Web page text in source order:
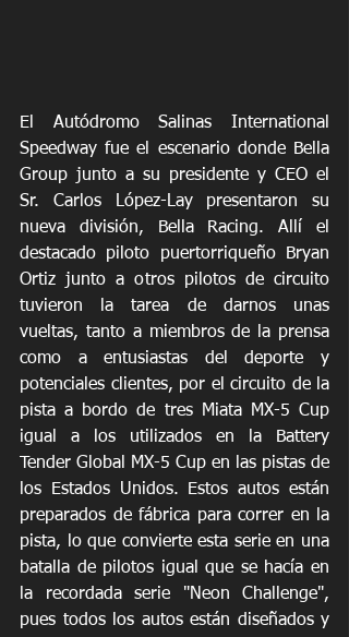
El Autódromo Salinas International
Speedway fue el escenario donde Bella
Group junto a su presidente y CEO el
Sr. Carlos López-Lay presentaron su
nueva división, Bella Racing. Allí el
destacado piloto puertorriqueño Bryan
Ortiz junto a otros pilotos de circuito
tuvieron la tarea de darnos unas
vueltas, tanto a miembros de la prensa
como a entusiastas del deporte y
potenciales clientes, por el circuito de la
pista a bordo de tres Miata MX-5 Cup
igual a los utilizados en la Battery
Tender Global MX-5 Cup en las pistas de
los Estados Unidos. Estos autos están
preparados de fábrica para correr en la
pista, lo que convierte esta serie en una
batalla de pilotos igual que se hacía en
la recordada serie "Neon Challenge",
pues todos los autos están diseñados y